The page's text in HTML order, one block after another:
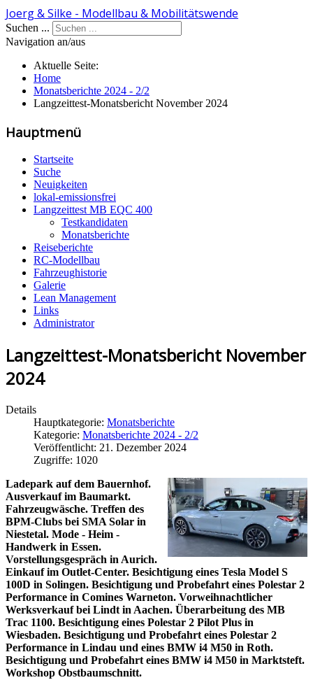
Joerg & Silke - Modellbau & Mobilitätswende
Suchen ...
Navigation an/aus
Aktuelle Seite:
Home
Monatsberichte 2024 - 2/2
Langzeittest-Monatsbericht November 2024
Hauptmenü
Startseite
Suche
Neuigkeiten
lokal-emissionsfrei
Langzeittest MB EQC 400
Testkandidaten
Monatsberichte
Reiseberichte
RC-Modellbau
Fahrzeughistorie
Galerie
Lean Management
Links
Administrator
Langzeittest-Monatsbericht November
2024
Details
Hauptkategorie: Monatsberichte
Kategorie: Monatsberichte 2024 - 2/2
Veröffentlicht: 21. Dezember 2024
Zugriffe: 1020
Ladepark auf dem Bauernhof.
Ausverkauf im Baumarkt.
Fahrzeugwäsche. Treffen des
BPM-Clubs bei SMA Solar in
Niestetal. Mode - Heim -
Handwerk in Essen.
Vorstellungsgespräch in Aurich.
Einkauf im Outlet-Center. Besichtigung eines Tesla Model S
100D in Solingen. Besichtigung und Probefahrt eines Polestar 2
Performance in Comines Warneton. Vorweihnachtlicher
Werksverkauf bei Lindt in Aachen. Überarbeitung des MB
Trac 1100. Besichtigung eines Polestar 2 Pilot Plus in
Wiesbaden. Besichtigung und Probefahrt eines Polestar 2
Performance in Lindau und eines BMW i4 M50 in Roth.
Besichtigung und Probefahrt eines BMW i4 M50 in Marktsteft.
Workshop Obstbaumschnitt.